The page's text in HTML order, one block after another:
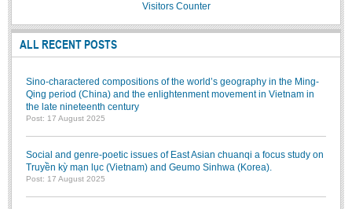
Visitors Counter
ALL RECENT POSTS
Sino-charactered compositions of the world’s geography in the Ming-
Qing period (China) and the enlightenment movement in Vietnam in
the late nineteenth century
Post: 17 August 2025
Social and genre-poetic issues of East Asian chuanqi a focus study on
Truyền kỳ mạn lục (Vietnam) and Geumo Sinhwa (Korea).
Post: 17 August 2025